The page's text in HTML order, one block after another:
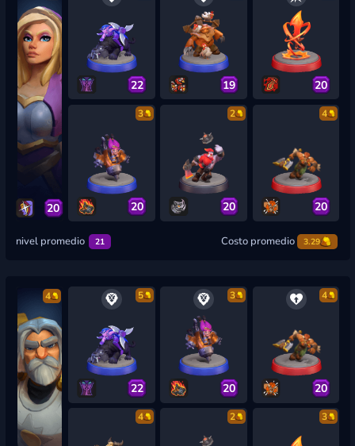
20
22 19 20
3
20
2
20
4
20
nivel promedio 21 Costo promedio 3.29
4 5
22
3
20
4
20
4 2 3